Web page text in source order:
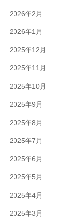
2026年2月
2026年1月
2025年12月
2025年11月
2025年10月
2025年9月
2025年8月
2025年7月
2025年6月
2025年5月
2025年4月
2025年3月